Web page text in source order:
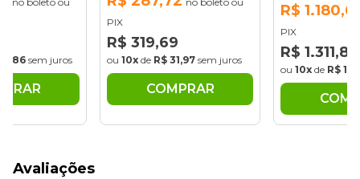
sem juros
PIX
R$ 319,69
ou 10x de R$ 31,97 sem juros
COMPRAR
R$
PIX
R$ 1.311,88
ou 10x de R$
Avaliações